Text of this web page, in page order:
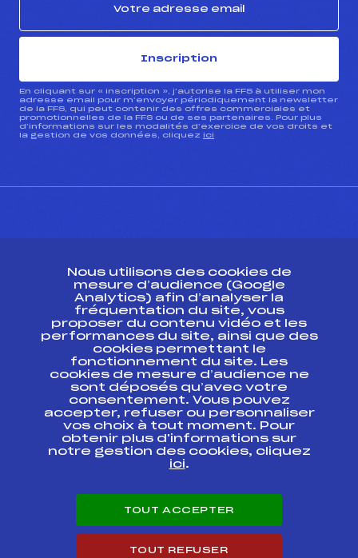
Inscription
En cliquant sur « inscription », j’autorise la FFS à utiliser mon
adresse email pour m’envoyer périodiquement la newsletter
de la FFS, qui peut contenir des offres commerciales et
promotionnelles de la FFS ou de ses partenaires. Pour plus
d’informations sur les modalités d’exercice de vos droits et
la gestion de vos données, cliquez ici
Ressources
Pass’Neige
Projet sportif fédéral
Projet de performance fédéral
Antidopage
Pôle Développement, Formation, Suivi
Scientifique
Listes ministérielles
Pôle vie de l’athlète
Enseignement professionnel
Carrières
Nous utilisons des cookies de
mesure d’audience (Google
Analytics) afin d’analyser la
fréquentation du site, vous
proposer du contenu vidéo et les
performances du site, ainsi que des
cookies permettant le
fonctionnement du site. Les
cookies de mesure d’audience ne
sont déposés qu’avec votre
consentement. Vous pouvez
accepter, refuser ou personnaliser
vos choix à tout moment. Pour
obtenir plus d'informations sur
notre gestion des cookies, cliquez
ici.
TOUT ACCEPTER
TOUT REFUSER